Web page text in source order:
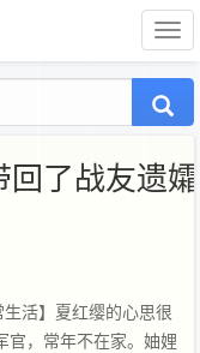
了战友遗孀
生活】夏红缨的心思很
官，常年不在家。妯娌